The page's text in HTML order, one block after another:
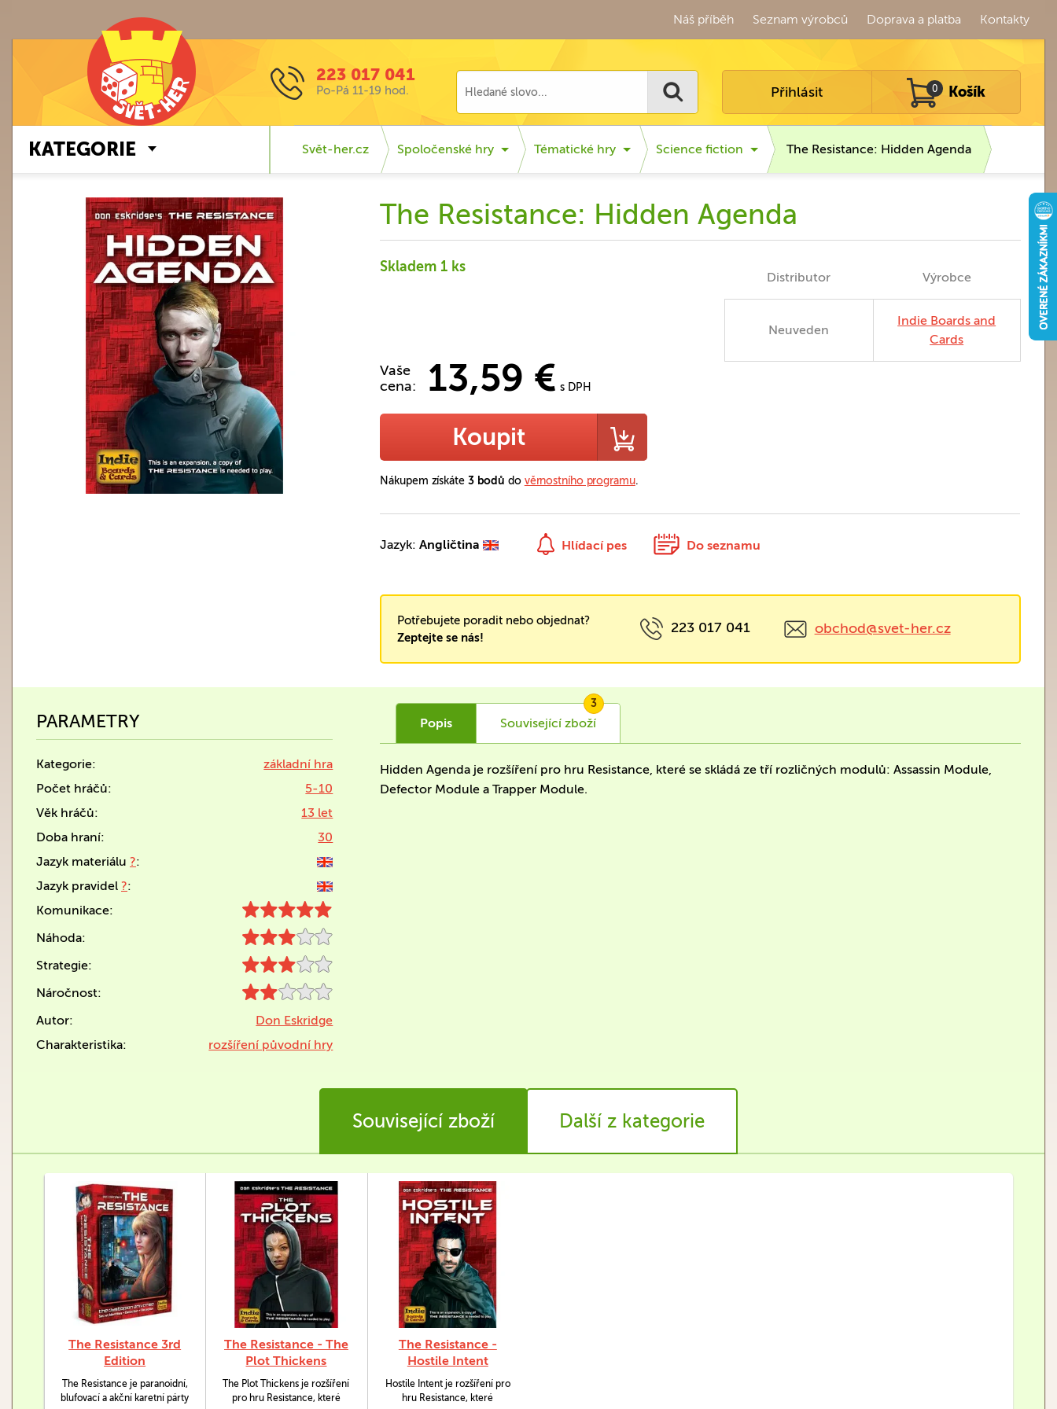
Náš příběh Seznam výrobců Doprava a platba Kontakty
223 017 041
Po-Pá 11-19 hod. Přihlásit 0 Košík
KATEGORIE Svět-her.cz Spoločenské hry Tématické hry Science fiction The Resistance: Hidden Agenda
The Resistance: Hidden Agenda
Vaše
cena:
13,59 € s DPH
Skladem 1 ks
Koupit
Nákupem získáte 3 bodů do věrnostního programu.
Distributor Výrobce
Neuveden
Indie Boards and
Cards
Jazyk:Angličtina Hlídací pes Do seznamu
Potřebujete poradit nebo objednat?
Zeptejte se nás!
223 017 041 obchod@svet-her.cz
PARAMETRY
Kategorie:
základní hra
Počet hráčů:
5-10
Věk hráčů:
13 let
Doba hraní:
30
Jazyk materiálu ?:
Jazyk pravidel ?:
Komunikace:
Náhoda:
Strategie:
Náročnost:
Autor:
Don Eskridge
Charakteristika:
rozšíření původní hry
Popis Související zboží
3
Hidden Agenda je rozšíření pro hru Resistance, které se skládá ze tří rozličných modulů: Assassin Module,
Defector Module a Trapper Module.
Související zboží Další z kategorie
The Resistance 3rd
Edition
The Resistance je paranoidní,
blufovací a akční karetní párty
The Resistance - The
Plot Thickens
The Plot Thickens je rozšíření
pro hru Resistance, které
The Resistance -
Hostile Intent
Hostile Intent je rozšíření pro
hru Resistance, které